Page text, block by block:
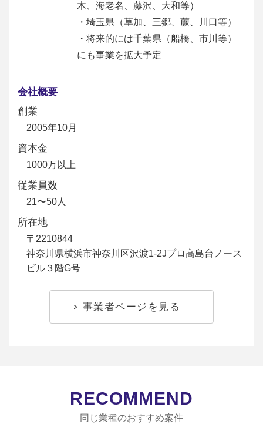
木、海老名、藤沢、大和等）
・埼玉県（草加、三郷、蕨、川口等）
・将来的には千葉県（船橋、市川等）
にも事業を拡大予定
会社概要
創業
2005年10月
資本金
1000万以上
従業員数
21〜50人
所在地
〒2210844
神奈川県横浜市神奈川区沢渡1-2Jプロ高島台ノース
ビル３階G号
事業者ページを見る
RECOMMEND
同じ業種のおすすめ案件